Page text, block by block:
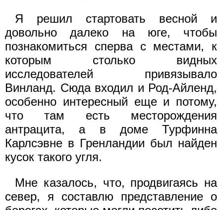
Я решил стартовать весной и
довольно далеко на юге, чтобы
познакомиться сперва с местами, к
которым столько видных
исследователей привязывало
Винланд. Сюда входил и Род-Айленд,
особенно интересный еще и потому,
что там есть месторождения
антрацита, а в доме Турфинна
Карлсэвне в Гренландии был найден
кусок такого угля.
Мне казалось, что, продвигаясь на
север, я составлю представление о